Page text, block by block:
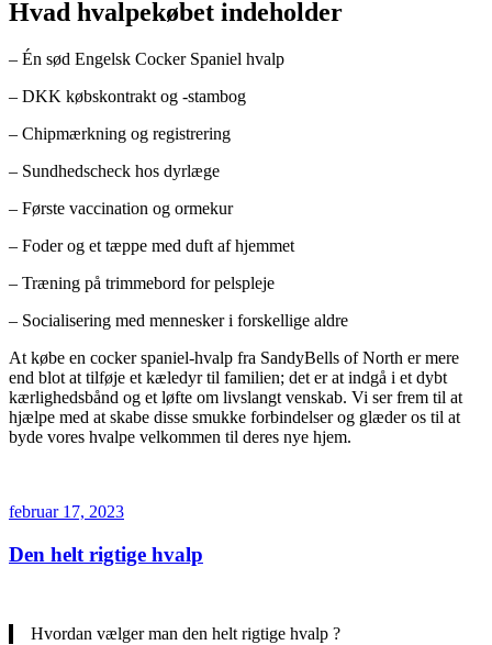
Hvad hvalpekøbet indeholder
– Én sød Engelsk Cocker Spaniel hvalp
– DKK købskontrakt og -stambog
– Chipmærkning og registrering
– Sundhedscheck hos dyrlæge
– Første vaccination og ormekur
– Foder og et tæppe med duft af hjemmet
– Træning på trimmebord for pelspleje
– Socialisering med mennesker i forskellige aldre
At købe en cocker spaniel-hvalp fra SandyBells of North er mere
end blot at tilføje et kæledyr til familien; det er at indgå i et dybt
kærlighedsbånd og et løfte om livslangt venskab. Vi ser frem til at
hjælpe med at skabe disse smukke forbindelser og glæder os til at
byde vores hvalpe velkommen til deres nye hjem.
Udgivet
februar 17, 2023
Den helt rigtige hvalp
Hvordan vælger man den helt rigtige hvalp ?